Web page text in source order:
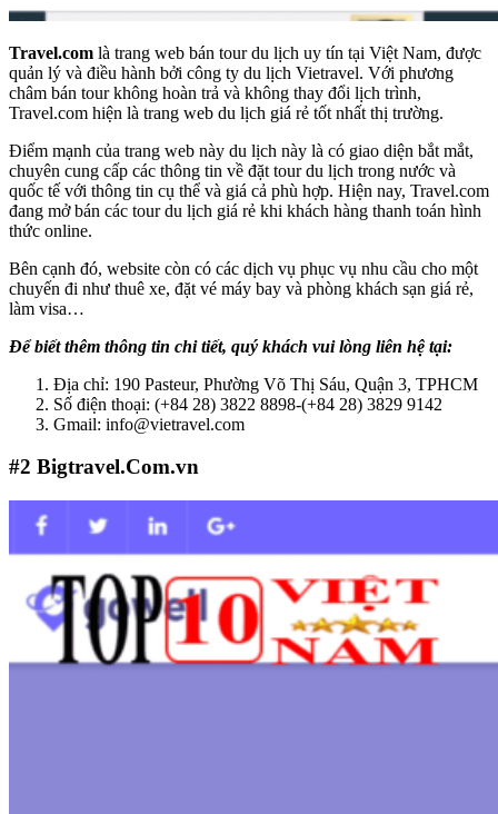
Travel.com là trang web bán tour du lịch uy tín tại Việt Nam, được
quản lý và điều hành bởi công ty du lịch Vietravel. Với phương
châm bán tour không hoàn trả và không thay đổi lịch trình,
Travel.com hiện là trang web du lịch giá rẻ tốt nhất thị trường.
Điểm mạnh của trang web này du lịch này là có giao diện bắt mắt,
chuyên cung cấp các thông tin về đặt tour du lịch trong nước và
quốc tế với thông tin cụ thể và giá cả phù hợp. Hiện nay, Travel.com
đang mở bán các tour du lịch giá rẻ khi khách hàng thanh toán hình
thức online.
Bên cạnh đó, website còn có các dịch vụ phục vụ nhu cầu cho một
chuyến đi như thuê xe, đặt vé máy bay và phòng khách sạn giá rẻ,
làm visa…
Để biết thêm thông tin chi tiết, quý khách vui lòng liên hệ tại:
Địa chỉ: 190 Pasteur, Phường Võ Thị Sáu, Quận 3, TPHCM
Số điện thoại: (+84 28) 3822 8898-(+84 28) 3829 9142
Gmail: info@vietravel.com
#2 Bigtravel.Com.vn